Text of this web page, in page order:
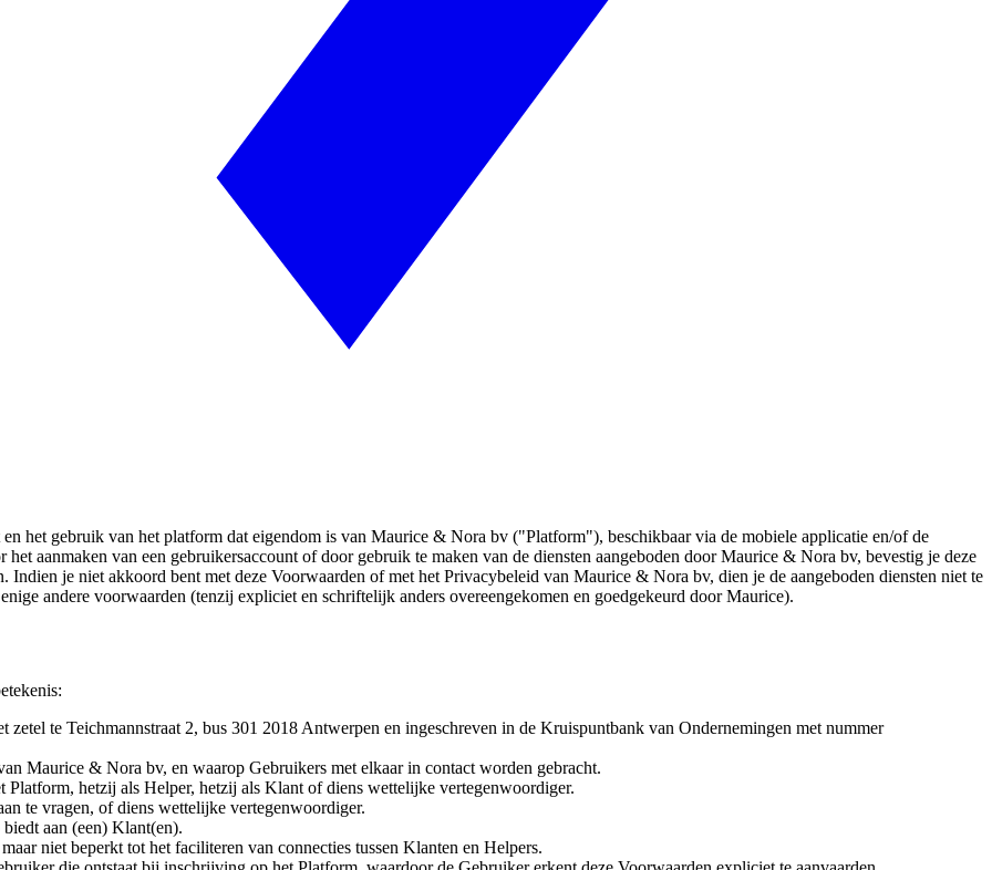
het gebruik van het platform dat eigendom is van Maurice & Nora bv ("Platform"), beschikbaar via de mobiele applicatie en/of de
aanmaken van een gebruikersaccount of door gebruik te maken van de diensten aangeboden door Maurice & Nora bv, bevestig je deze
Indien je niet akkoord bent met deze Voorwaarden of met het Privacybeleid van Maurice & Nora bv, dien je de aangeboden diensten niet te
andere voorwaarden (tenzij expliciet en schriftelijk anders overeengekomen en goedgekeurd door Maurice).
zetel te Teichmannstraat 2, bus 301 2018 Antwerpen en ingeschreven in de Kruispuntbank van Ondernemingen met nummer
Maurice & Nora bv, en waarop Gebruikers met elkaar in contact worden gebracht.
Platform, hetzij als Helper, hetzij als Klant of diens wettelijke vertegenwoordiger.
te vragen, of diens wettelijke vertegenwoordiger.
aan (een) Klant(en).
niet beperkt tot het faciliteren van connecties tussen Klanten en Helpers.